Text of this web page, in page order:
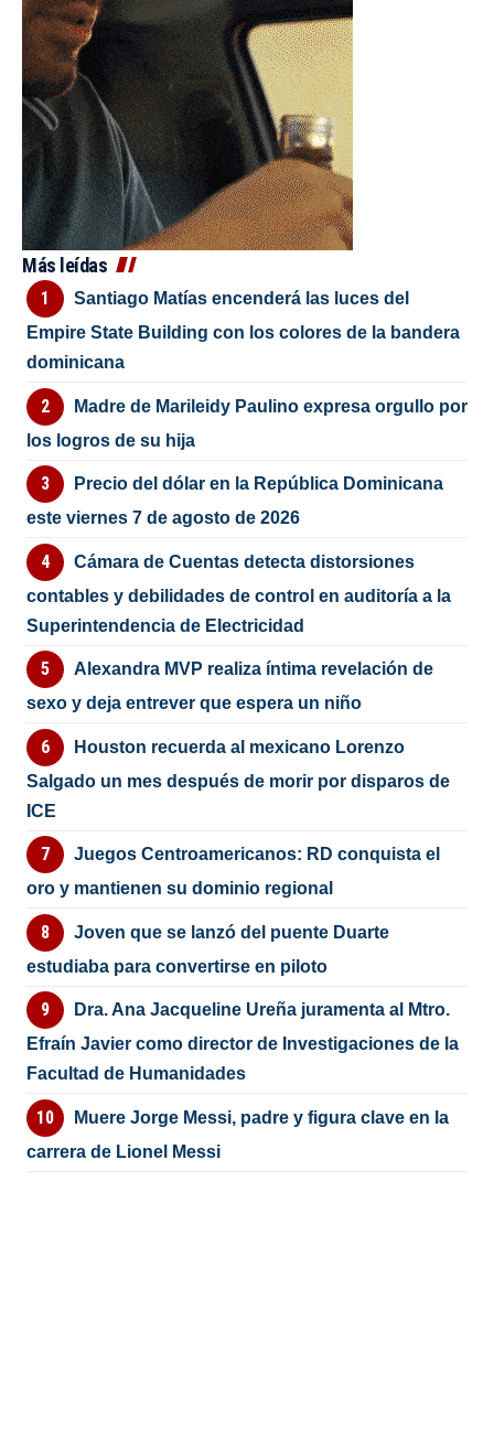
Más leídas
Santiago Matías encenderá las luces del
Empire State Building con los colores de la bandera
dominicana
Madre de Marileidy Paulino expresa orgullo por
los logros de su hija
Precio del dólar en la República Dominicana
este viernes 7 de agosto de 2026
Cámara de Cuentas detecta distorsiones
contables y debilidades de control en auditoría a la
Superintendencia de Electricidad
Alexandra MVP realiza íntima revelación de
sexo y deja entrever que espera un niño
Houston recuerda al mexicano Lorenzo
Salgado un mes después de morir por disparos de
ICE
Juegos Centroamericanos: RD conquista el
oro y mantienen su dominio regional
Joven que se lanzó del puente Duarte
estudiaba para convertirse en piloto
Dra. Ana Jacqueline Ureña juramenta al Mtro.
Efraín Javier como director de Investigaciones de la
Facultad de Humanidades
Muere Jorge Messi, padre y figura clave en la
carrera de Lionel Messi